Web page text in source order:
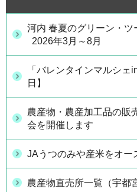
河内 春夏のグリーン・ツ
2026年3月～8月
「バレンタインマルシ
日】
農産物・農産加工品の販
会を開催します
JAうつのみや産米をオー
農産物直売所一覧（宇都